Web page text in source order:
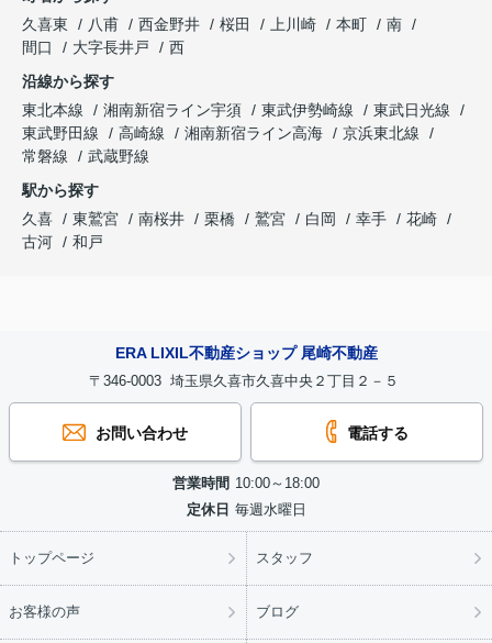
久喜東
八甫 西金野井 桜田 上川崎 本町
南
間口
大字長井戸
西
沿線から探す
東北本線
湘南新宿ライン宇須 東武伊勢崎線
東武日光線
東武野田線
高崎線 湘南新宿ライン高海
京浜東北線
常磐線
武蔵野線
駅から探す
久喜
東鷲宮 南桜井 栗橋 鷲宮 白岡 幸手
花崎
古河
和戸
ERA LIXIL不動産ショップ 尾崎不動産
〒346-0003 埼玉県久喜市久喜中央２丁目２－５
お問い合わせ 電話する
営業時間 10:00～18:00
定休日 毎週水曜日
トップページ スタッフ
お客様の声 ブログ